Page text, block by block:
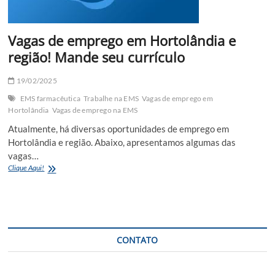
Vagas de emprego em Hortolândia e
região! Mande seu currículo
19/02/2025
EMS farmacêutica Trabalhe na EMS Vagas de emprego em
Hortolândia Vagas de emprego na EMS
Atualmente, há diversas oportunidades de emprego em
Hortolândia e região. Abaixo, apresentamos algumas das
vagas…
Clique Aqui! Vagas
CONTATO